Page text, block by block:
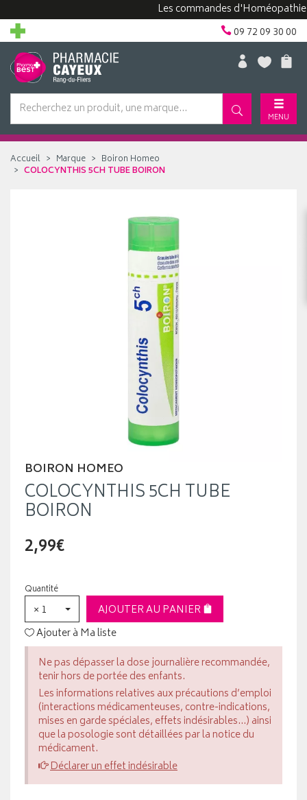
Les commandes d'Homéopathie
09 72 09 30 00
MENU
Accueil Marque
Boiron Homeo
COLOCYNTHIS 5CH TUBE BOIRON
BOIRON HOMEO
COLOCYNTHIS 5CH TUBE
BOIRON
2,99€
Quantité
× 1
AJOUTER AU PANIER
Ajouter à Ma liste
Ne pas dépasser la dose journalière recommandée,
tenir hors de portée des enfants.
Les informations relatives aux précautions d’emploi
(interactions médicamenteuses, contre-indications,
mises en garde spéciales, effets indésirables...) ainsi
que la posologie sont détaillées par la notice du
médicament.
Déclarer un effet indésirable